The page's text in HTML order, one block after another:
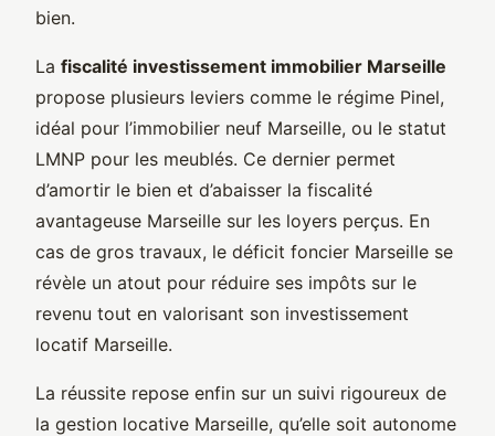
bien.
La fiscalité investissement immobilier Marseille
propose plusieurs leviers comme le régime Pinel,
idéal pour l’immobilier neuf Marseille, ou le statut
LMNP pour les meublés. Ce dernier permet
d’amortir le bien et d’abaisser la fiscalité
avantageuse Marseille sur les loyers perçus. En
cas de gros travaux, le déficit foncier Marseille se
révèle un atout pour réduire ses impôts sur le
revenu tout en valorisant son investissement
locatif Marseille.
La réussite repose enfin sur un suivi rigoureux de
la gestion locative Marseille, qu’elle soit autonome